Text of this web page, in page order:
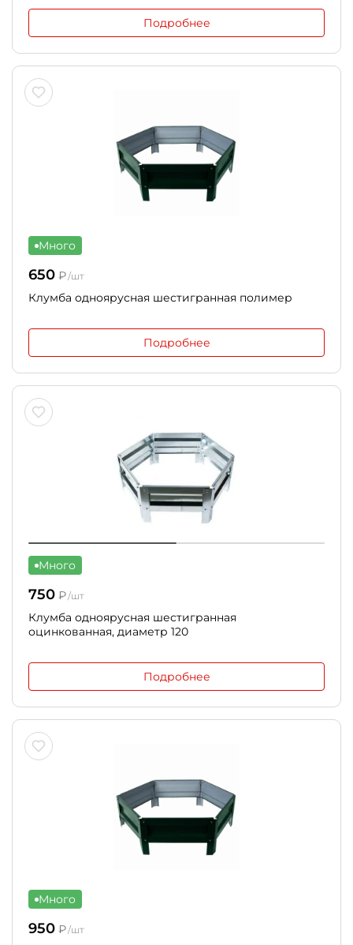
Подробнее
Много
650 ₽/шт
Клумба одноярусная шестигранная полимер
Подробнее
Много
750 ₽/шт
Клумба одноярусная шестигранная
оцинкованная, диаметр 120
Подробнее
Много
950 ₽/шт